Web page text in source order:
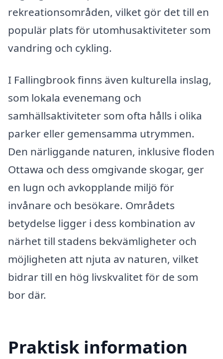
rekreationsområden, vilket gör det till en
populär plats för utomhusaktiviteter som
vandring och cykling.
I Fallingbrook finns även kulturella inslag,
som lokala evenemang och
samhällsaktiviteter som ofta hålls i olika
parker eller gemensamma utrymmen.
Den närliggande naturen, inklusive floden
Ottawa och dess omgivande skogar, ger
en lugn och avkopplande miljö för
invånare och besökare. Områdets
betydelse ligger i dess kombination av
närhet till stadens bekvämligheter och
möjligheten att njuta av naturen, vilket
bidrar till en hög livskvalitet för de som
bor där.
Praktisk information